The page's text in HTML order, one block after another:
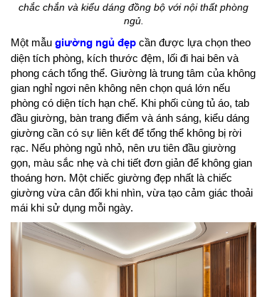
chắc chắn và kiểu dáng đồng bộ với nội thất phòng
ngủ.
Một mẫu giường ngủ đẹp cần được lựa chọn theo
diện tích phòng, kích thước đệm, lối đi hai bên và
phong cách tổng thể. Giường là trung tâm của không
gian nghỉ ngơi nên không nên chọn quá lớn nếu
phòng có diện tích hạn chế. Khi phối cùng tủ áo, tab
đầu giường, bàn trang điểm và ánh sáng, kiểu dáng
giường cần có sự liên kết để tổng thể không bị rời
rạc. Nếu phòng ngủ nhỏ, nên ưu tiên đầu giường
gọn, màu sắc nhẹ và chi tiết đơn giản để không gian
thoáng hơn. Một chiếc giường đẹp nhất là chiếc
giường vừa cân đối khi nhìn, vừa tạo cảm giác thoải
mái khi sử dụng mỗi ngày.